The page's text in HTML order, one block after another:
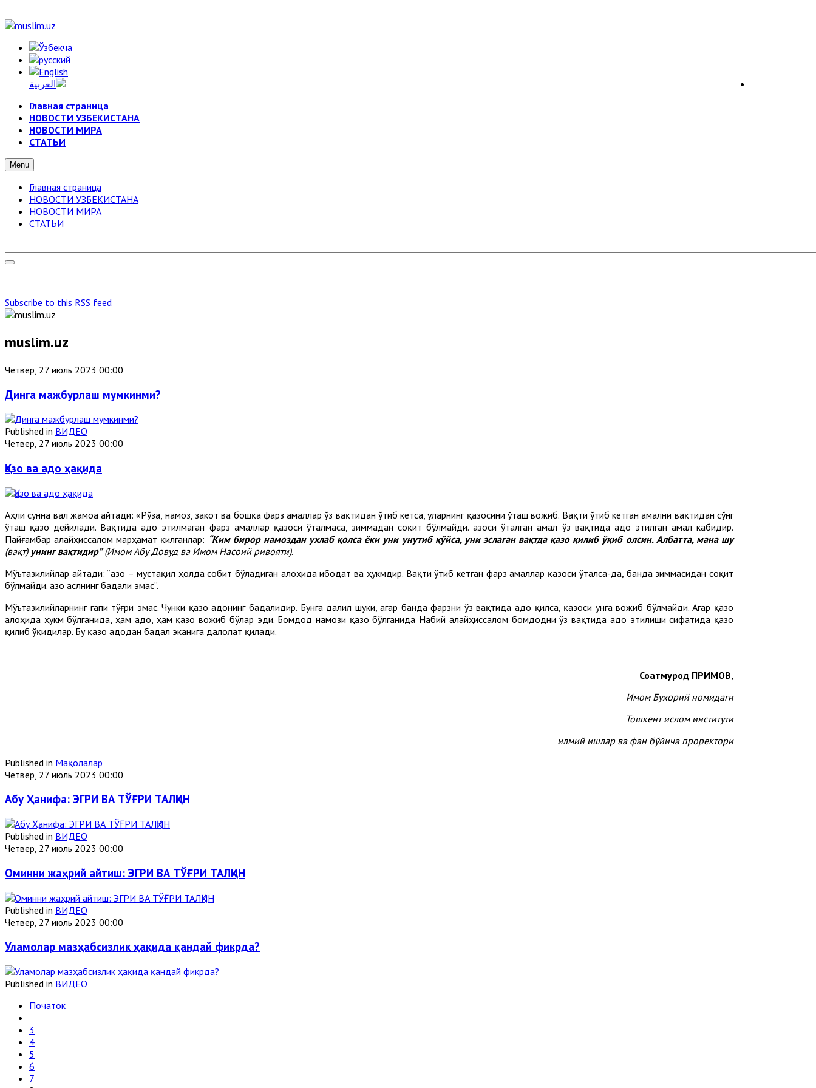
Главная страница
НОВОСТИ УЗБЕКИСТАНА
НОВОСТИ МИРА
СТАТЬИ
Menu
Главная страница
НОВОСТИ УЗБЕКИСТАНА
НОВОСТИ МИРА
СТАТЬИ
Subscribe to this RSS feed
muslim.uz
Четвер, 27 июль 2023 00:00
Динга мажбурлаш мумкинми?
Published in ВИДЕО
Четвер, 27 июль 2023 00:00
Қазо ва адо ҳақида
Аҳли сунна вал жамоа айтади: «Рўза, намоз, закот ва бошқа фарз амаллар ўз вақтидан ўтиб кетса, уларнинг қазосини ўташ вожиб. Вақти ўтиб кетган амални вақтидан сўнг
ўташ қазо дейилади. Вақтида адо этилмаган фарз амаллар қазоси ўталмаса, зиммадан соқит бўлмайди. Қазоси ўталган амал ўз вақтида адо этилган амал кабидир.
Пайғамбар алайҳиссалом марҳамат қилганлар: “Ким бирор намоздан ухлаб қолса ёки уни унутиб қўйса, уни эслаган вақтда қазо қилиб ўқиб олсин. Албатта, мана шу
(вақт) унинг вақтидир” (Имом Абу Довуд ва Имом Насоий ривояти).
Мўътазилийлар айтади: “Қазо – мустақил ҳолда собит бўладиган алоҳида ибодат ва ҳукмдир. Вақти ўтиб кетган фарз амаллар қазоси ўталса-да, банда зиммасидан соқит
бўлмайди. Қазо аслнинг бадали эмас”.
Мўътазилийларнинг гапи тўғри эмас. Чунки қазо адонинг бадалидир. Бунга далил шуки, агар банда фарзни ўз вақтида адо қилса, қазоси унга вожиб бўлмайди. Агар қазо
алоҳида ҳукм бўлганида, ҳам адо, ҳам қазо вожиб бўлар эди. Бомдод намози қазо бўлганида Набий алайҳиссалом бомдодни ўз вақтида адо этилиши сифатида қазо
қилиб ўқидилар. Бу қазо адодан бадал эканига далолат қилади.
Соатмурод ПРИМОВ,
Имом Бухорий номидаги
Тошкент ислом институти
илмий ишлар ва фан бўйича проректори
Published in Мақолалар
Четвер, 27 июль 2023 00:00
Абу Ҳанифа: ЭГРИ ВА ТЎҒРИ ТАЛҚИН
Published in ВИДЕО
Четвер, 27 июль 2023 00:00
Оминни жаҳрий айтиш: ЭГРИ ВА ТЎҒРИ ТАЛҚИН
Published in ВИДЕО
Четвер, 27 июль 2023 00:00
Уламолар мазҳабсизлик ҳақида қандай фикрда?
Published in ВИДЕО
Початок
3
4
5
6
7